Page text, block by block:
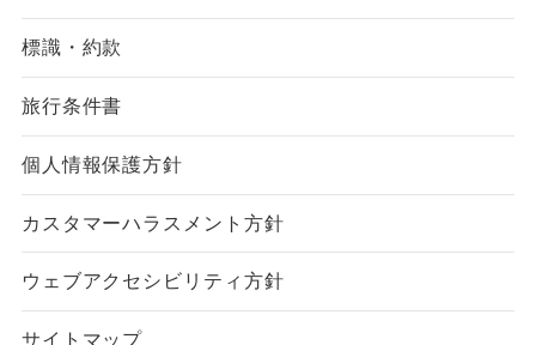
標識・約款
旅行条件書
個人情報保護方針
カスタマーハラスメント方針
ウェブアクセシビリティ方針
サイトマップ